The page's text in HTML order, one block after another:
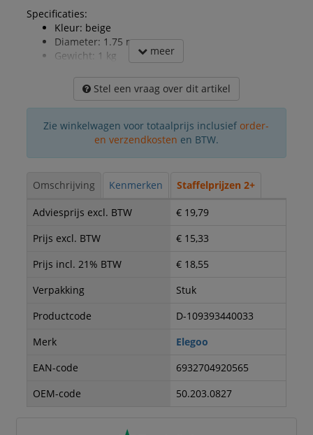
Specificaties:
Kleur: beige
Diameter: 1.75 mm
Gewicht: 1 kg
meer
Stel een vraag over dit artikel
Zie winkelwagen voor totaalprijs inclusief order-
en verzendkosten en BTW.
Omschrijving Kenmerken Staffelprijzen 2+
Adviesprijs excl. BTW
€ 19,79
Prijs excl. BTW
€ 15,33
Prijs incl. 21% BTW
€ 18,55
Verpakking
Stuk
Productcode
D-109393440033
Merk
Elegoo
EAN-code
6932704920565
OEM-code
50.203.0827